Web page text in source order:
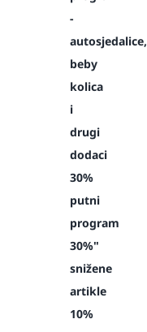
-
autosjedalice,
beby
kolica
i
drugi
dodaci
30%
putni
program
30%"
snižene
artikle
10%